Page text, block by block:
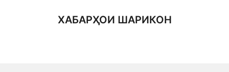
ХАБАРҲОИ ШАРИКОН